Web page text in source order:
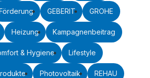
GEBERIT GROHE
Heizung Kampagnenbeitrag
& Hygiene Lifestyle
Photovoltaik REHAU